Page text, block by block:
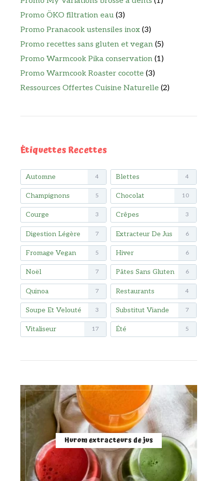
Promo ÖKO filtration eau (3)
Promo Pranacook ustensiles inox (3)
Promo recettes sans gluten et vegan (5)
Promo Warmcook Pika conservation (1)
Promo Warmcook Roaster cocotte (3)
Ressources Offertes Cuisine Naturelle (2)
Étiquettes Recettes
Automne 4 Blettes 4
Champignons 5 Chocolat 10
Courge 3 Crêpes 3
Digestion Légère 7 Extracteur De Jus 6
Fromage Vegan 5 Hiver 6
Noël 7 Pâtes Sans Gluten 6
Quinoa 7 Restaurants 4
Soupe Et Velouté 3 Substitut Viande 7
Vitaliseur 17 Été 5
Hurom extracteurs de jus